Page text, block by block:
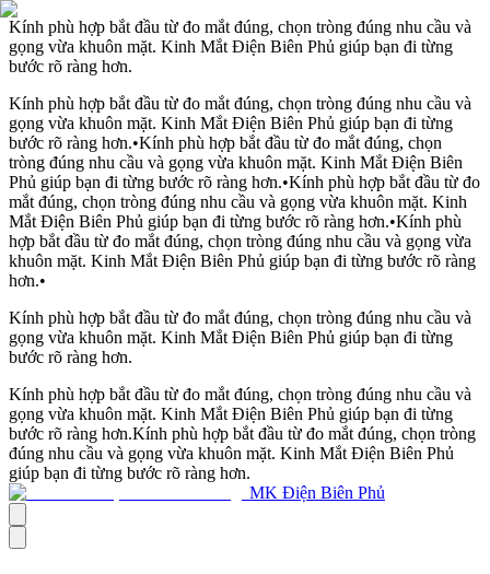
Kính phù hợp bắt đầu từ đo mắt đúng, chọn tròng đúng nhu cầu và
gọng vừa khuôn mặt. Kinh Mắt Điện Biên Phủ giúp bạn đi từng
bước rõ ràng hơn.
Kính phù hợp bắt đầu từ đo mắt đúng, chọn tròng đúng nhu cầu và
gọng vừa khuôn mặt. Kinh Mắt Điện Biên Phủ giúp bạn đi từng
bước rõ ràng hơn.•Kính phù hợp bắt đầu từ đo mắt đúng, chọn
tròng đúng nhu cầu và gọng vừa khuôn mặt. Kinh Mắt Điện Biên
Phủ giúp bạn đi từng bước rõ ràng hơn.•Kính phù hợp bắt đầu từ đo
mắt đúng, chọn tròng đúng nhu cầu và gọng vừa khuôn mặt. Kinh
Mắt Điện Biên Phủ giúp bạn đi từng bước rõ ràng hơn.•Kính phù
hợp bắt đầu từ đo mắt đúng, chọn tròng đúng nhu cầu và gọng vừa
khuôn mặt. Kinh Mắt Điện Biên Phủ giúp bạn đi từng bước rõ ràng
hơn.•
Kính phù hợp bắt đầu từ đo mắt đúng, chọn tròng đúng nhu cầu và
gọng vừa khuôn mặt. Kinh Mắt Điện Biên Phủ giúp bạn đi từng
bước rõ ràng hơn.
Kính phù hợp bắt đầu từ đo mắt đúng, chọn tròng đúng nhu cầu và
gọng vừa khuôn mặt. Kinh Mắt Điện Biên Phủ giúp bạn đi từng
bước rõ ràng hơn.Kính phù hợp bắt đầu từ đo mắt đúng, chọn tròng
đúng nhu cầu và gọng vừa khuôn mặt. Kinh Mắt Điện Biên Phủ
giúp bạn đi từng bước rõ ràng hơn.
MK Điện Biên Phủ